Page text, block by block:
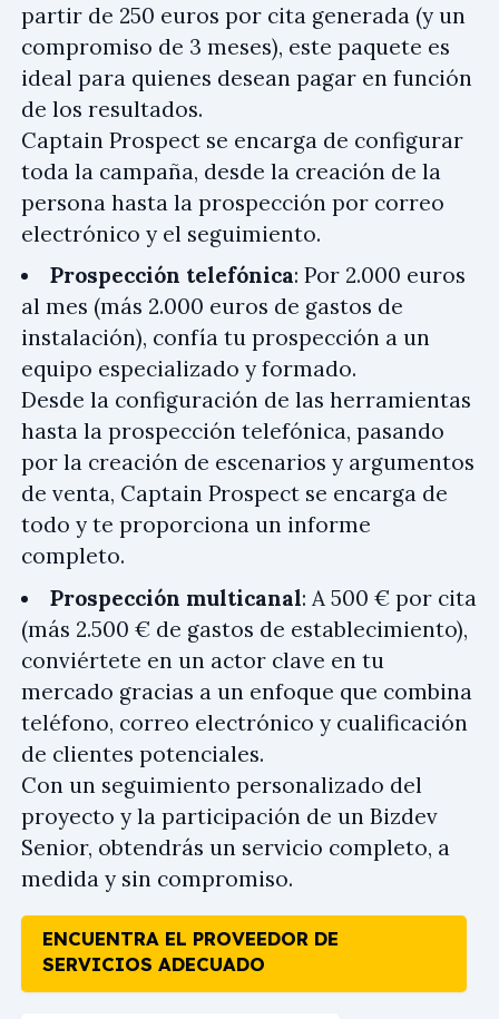
partir de 250 euros por cita generada (y un
compromiso de 3 meses), este paquete es
ideal para quienes desean pagar en función
de los resultados.
Captain Prospect se encarga de configurar
toda la campaña, desde la creación de la
persona hasta la prospección por correo
electrónico y el seguimiento.
Prospección telefónica: Por 2.000 euros
al mes (más 2.000 euros de gastos de
instalación), confía tu prospección a un
equipo especializado y formado.
Desde la configuración de las herramientas
hasta la prospección telefónica, pasando
por la creación de escenarios y argumentos
de venta, Captain Prospect se encarga de
todo y te proporciona un informe
completo.
Prospección multicanal: A 500 € por cita
(más 2.500 € de gastos de establecimiento),
conviértete en un actor clave en tu
mercado gracias a un enfoque que combina
teléfono, correo electrónico y cualificación
de clientes potenciales.
Con un seguimiento personalizado del
proyecto y la participación de un Bizdev
Senior, obtendrás un servicio completo, a
medida y sin compromiso.
ENCUENTRA EL PROVEEDOR DE
SERVICIOS ADECUADO